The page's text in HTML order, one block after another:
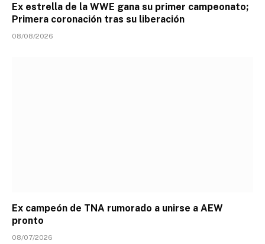
Ex estrella de la WWE gana su primer campeonato;
Primera coronación tras su liberación
08/08/2026
Ex campeón de TNA rumorado a unirse a AEW
pronto
08/07/2026